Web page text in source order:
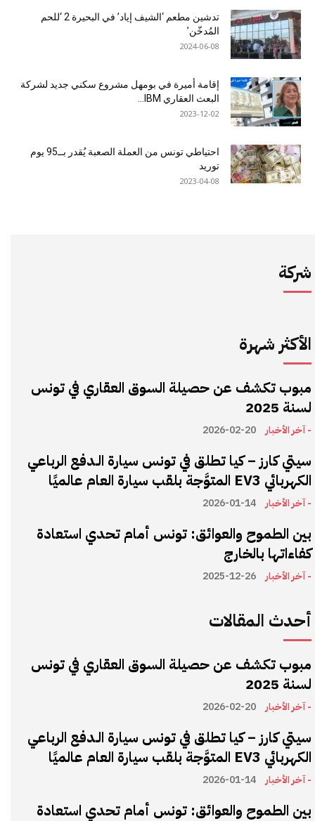
تدشين مطعم ‘الشيف إياد’ في البحيرة 2 ‘للحم
المُدخّن’
2024-06-08
إقامة أميرة في بومهل مشروع سكني جديد لشركة
البعث العقاري IBM...
2023-12-02
احتياطي تونس من العملة الصعبة يُقدر بــ95 يوم
توريد
2023-04-08
شركة
الأكثر شهرة
مبوب تكشف عن حصيلة السوق العقاري في تونس
لسنة 2025
- آخر الأخبار 2026-02-20
سيتي كارز – كيا تطلق في تونس سيارة الـدفع الرباعي
الكهربائي EV3 المتوَّجة بلقب سيارة العام عالميًا
- آخر الأخبار 2026-01-14
بين الطموح والعوائق: تونس أمام تحدي استعادة
كفاءاتها بالخارج
- آخر الأخبار 2025-12-26
أحدث المقالات
مبوب تكشف عن حصيلة السوق العقاري في تونس
لسنة 2025
- آخر الأخبار 2026-02-20
سيتي كارز – كيا تطلق في تونس سيارة الـدفع الرباعي
الكهربائي EV3 المتوَّجة بلقب سيارة العام عالميًا
- آخر الأخبار 2026-01-14
بين الطموح والعوائق: تونس أمام تحدي استعادة